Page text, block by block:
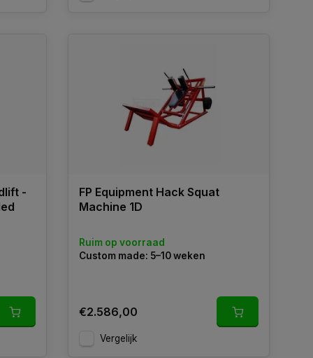
-
FP Equipment Hack Squat
Machine 1D
Ruim op voorraad
Custom made: 5–10 weken
€2.586,00
Vergelijk